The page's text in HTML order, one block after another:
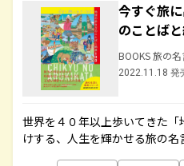
今すぐ旅
のことば
BOOKS 旅の
2022.11.18 発
世界を４０年以上歩いてきた
けする、人生を輝かせる旅の